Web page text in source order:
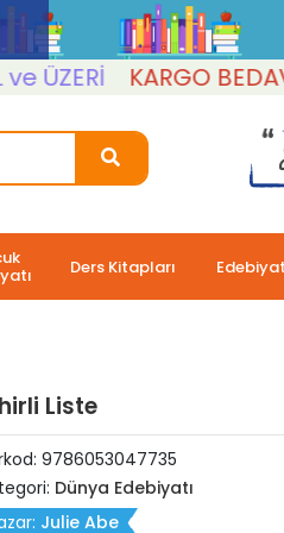
KARGO BEDAVA
Ders Kitapları Edebiyat
Liste
9786053047735
Dünya Edebiyatı
Julie Abe